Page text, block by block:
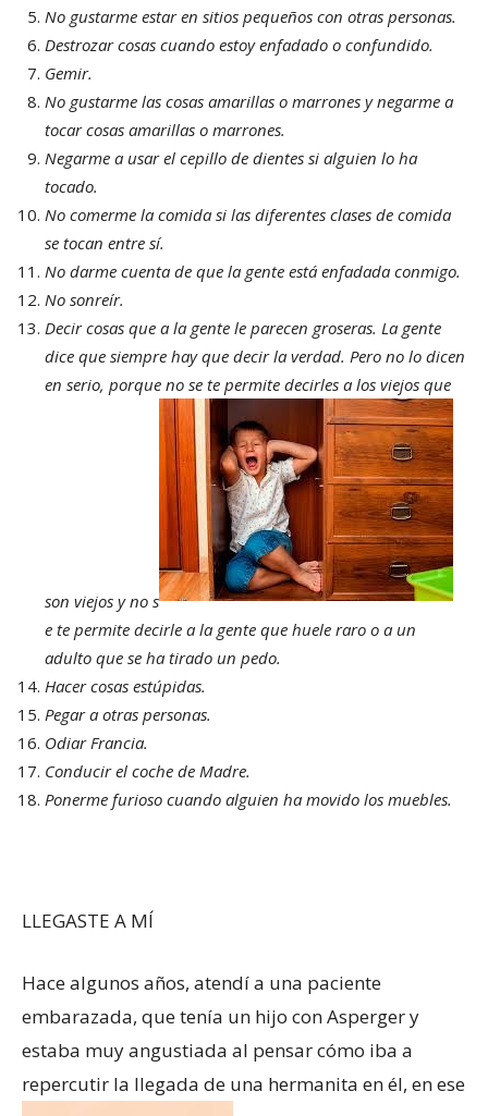
No gustarme estar en sitios pequeños con otras personas.
Destrozar cosas cuando estoy enfadado o confundido.
Gemir.
No gustarme las cosas amarillas o marrones y negarme a
tocar cosas amarillas o marrones.
Negarme a usar el cepillo de dientes si alguien lo ha
tocado.
No comerme la comida si las diferentes clases de comida
se tocan entre sí.
No darme cuenta de que la gente está enfadada conmigo.
No sonreír.
Decir cosas que a la gente le parecen groseras. La gente
dice que siempre hay que decir la verdad. Pero no lo dicen
en serio, porque no se te permite decirles a los viejos que
son viejos y no s
e te permite decirle a la gente que huele raro o a un
adulto que se ha tirado un pedo.
Hacer cosas estúpidas.
Pegar a otras personas.
Odiar Francia.
Conducir el coche de Madre.
Ponerme furioso cuando alguien ha movido los muebles.
LLEGASTE A MÍ
Hace algunos años, atendí a una paciente
embarazada, que tenía un hijo con Asperger y
estaba muy angustiada al pensar cómo iba a
repercutir la llegada de una hermanita en él, en ese